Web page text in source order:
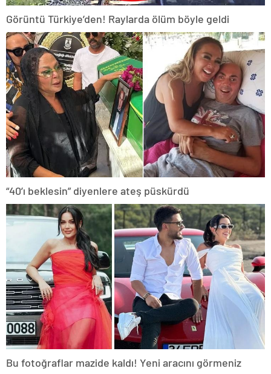
Görüntü Türkiye’den! Raylarda ölüm böyle geldi
“40’ı beklesin” diyenlere ateş püskürdü
Bu fotoğraflar mazide kaldı! Yeni aracını görmeniz